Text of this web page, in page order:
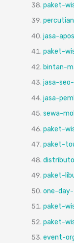
paket-
jasa-
paket-
bintan-
jasa-
jasa-
sewa-
paket-
paket-
paket-
one-
paket-
paket-
event-